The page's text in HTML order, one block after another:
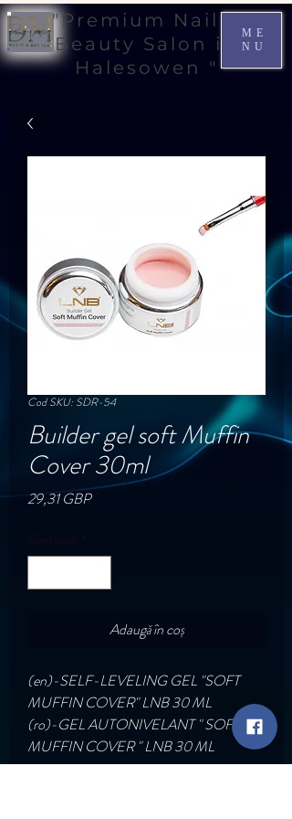
ME
NU
"Premium Nail &
Beauty Salon in
Halesowen "
Cod SKU: SDR-54
Builder gel soft Muffin
Cover 30ml
29,31 GBPPreț
Cantitate *
Adaugă în coș
(en)-SELF-LEVELING GEL "SOFT
MUFFIN COVER" LNB 30 ML
(ro)-GEL AUTONIVELANT " SOFT
MUFFIN COVER " LNB 30 ML